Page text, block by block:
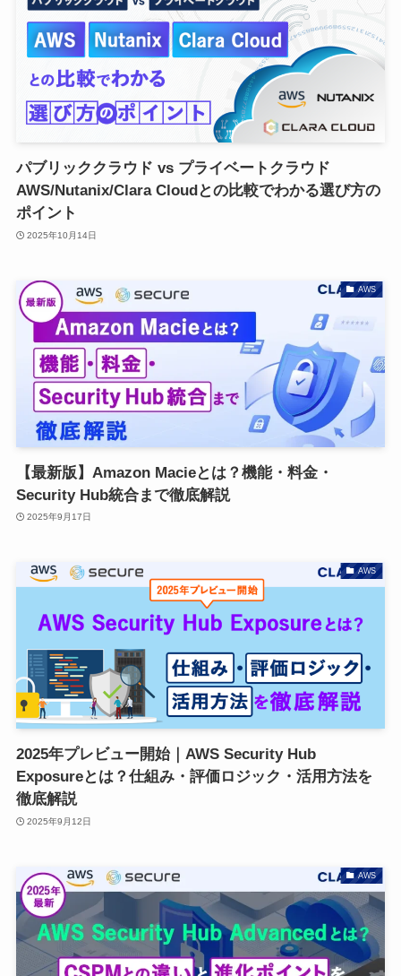
パブリッククラウド vs プライベートクラウド
AWS/Nutanix/Clara Cloudとの比較でわかる選び方の
ポイント
2025年10月14日
AWS
【最新版】Amazon Macieとは？機能・料金・
Security Hub統合まで徹底解説
2025年9月17日
AWS
2025年プレビュー開始｜AWS Security Hub
Exposureとは？仕組み・評価ロジック・活用方法を
徹底解説
2025年9月12日
AWS